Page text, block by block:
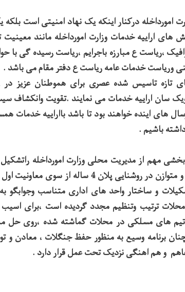
امورداخله درکنار اینکه یک نهاد امنیتی است
های اراییه خدمات وزارت امورداخله مانند
،ریاست ع مبارزه باجرایم ،ریاست رسیده گی با
وریاست خدمات عامه ریاست ع دفتر مقام می باشد .
تازه تاسیس شده عصری برای هموطنان عزیز در
سان اراییه خدمات می نمایند .تقویت وانکشاف
های اینده خواهند بود تا باشد بااراییه
باشیم .
مهم از مدیریت محلی وزارت امورداخله
بهتر این امر مهم برنامه ریزی دقیق و متوازن در روشنایی
و ساختار واحد های اداری متناسب وجوابگو
محلات ترتیب وتنظیم مجدد گردیده است ،برای
تیم های مسلکی در محلات گماشته شده ،روی حل
برنامه وسیع به منظور حفظ جنگلات ، معادن و
و هم اهنگی نزدیک تحت عمل قرار دارد .